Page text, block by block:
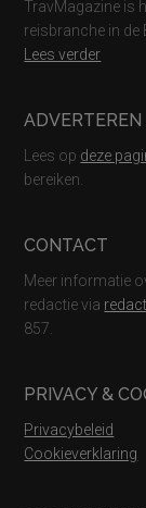
TravMagazine is
reisbranche in de
Lees verder
ADVERTEREN
Lees op deze
bereiken.
CONTACT
Meer informatie
redactie via
857.
PRIVACY &
Privacybeleid
Cookieverklaring